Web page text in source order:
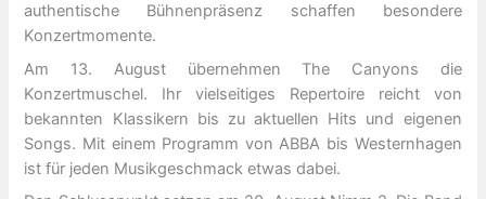
authentische Bühnenpräsenz schaffen besondere
Konzertmomente.
Am 13. August übernehmen The Canyons die
Konzertmuschel. Ihr vielseitiges Repertoire reicht von
bekannten Klassikern bis zu aktuellen Hits und eigenen
Songs. Mit einem Programm von ABBA bis Westernhagen
ist für jeden Musikgeschmack etwas dabei.